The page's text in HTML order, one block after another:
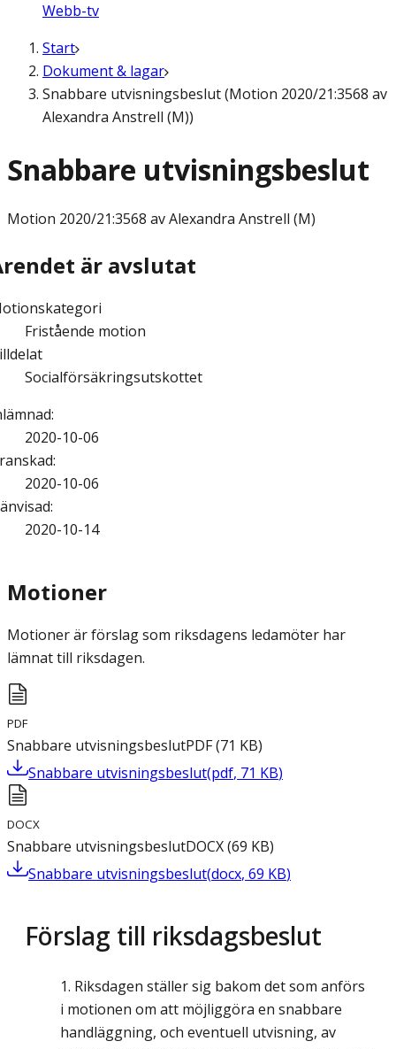
Webb-tv
Start
Dokument & lagar
Snabbare utvisningsbeslut (Motion 2020/21:3568 av
Alexandra Anstrell (M))
Snabbare utvisningsbeslut
Motion 2020/21:3568 av Alexandra Anstrell (M)
är avslutat
Fristående motion
Socialförsäkringsutskottet
:
2020-10-06
:
2020-10-06
:
2020-10-14
Motioner
Motioner är förslag som riksdagens ledamöter har
lämnat till riksdagen.
PDF
Snabbare utvisningsbeslutPDF(71 KB)
Snabbare utvisningsbeslut(pdf, 71 KB)
DOCX
Snabbare utvisningsbeslutDOCX(69 KB)
Snabbare utvisningsbeslut(docx, 69 KB)
Förslag till riksdagsbeslut
Riksdagen ställer sig bakom det som anförs
i motionen om att möjliggöra en snabbare
handläggning, och eventuell utvisning, av